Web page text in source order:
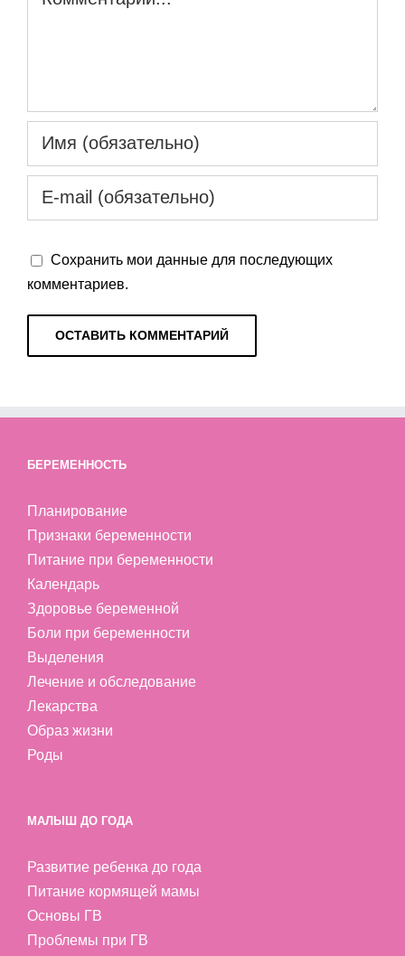
Сохранить мои данные для последующих
комментариев.
БЕРЕМЕННОСТЬ
Планирование
Признаки беременности
Питание при беременности
Календарь
Здоровье беременной
Боли при беременности
Выделения
Лечение и обследование
Лекарства
Образ жизни
Роды
МАЛЫШ ДО ГОДА
Развитие ребенка до года
Питание кормящей мамы
Основы ГВ
Проблемы при ГВ